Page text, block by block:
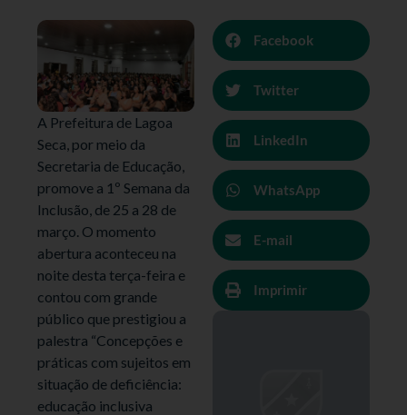
A Prefeitura de Lagoa
Seca, por meio da
Secretaria de Educação,
promove a 1º Semana da
Inclusão, de 25 a 28 de
março. O momento
abertura aconteceu na
noite desta terça-feira e
contou com grande
público que prestigiou a
palestra “Concepções e
práticas com sujeitos em
situação de deficiência:
educação inclusiva
Facebook
Twitter
LinkedIn
WhatsApp
E-mail
Imprimir